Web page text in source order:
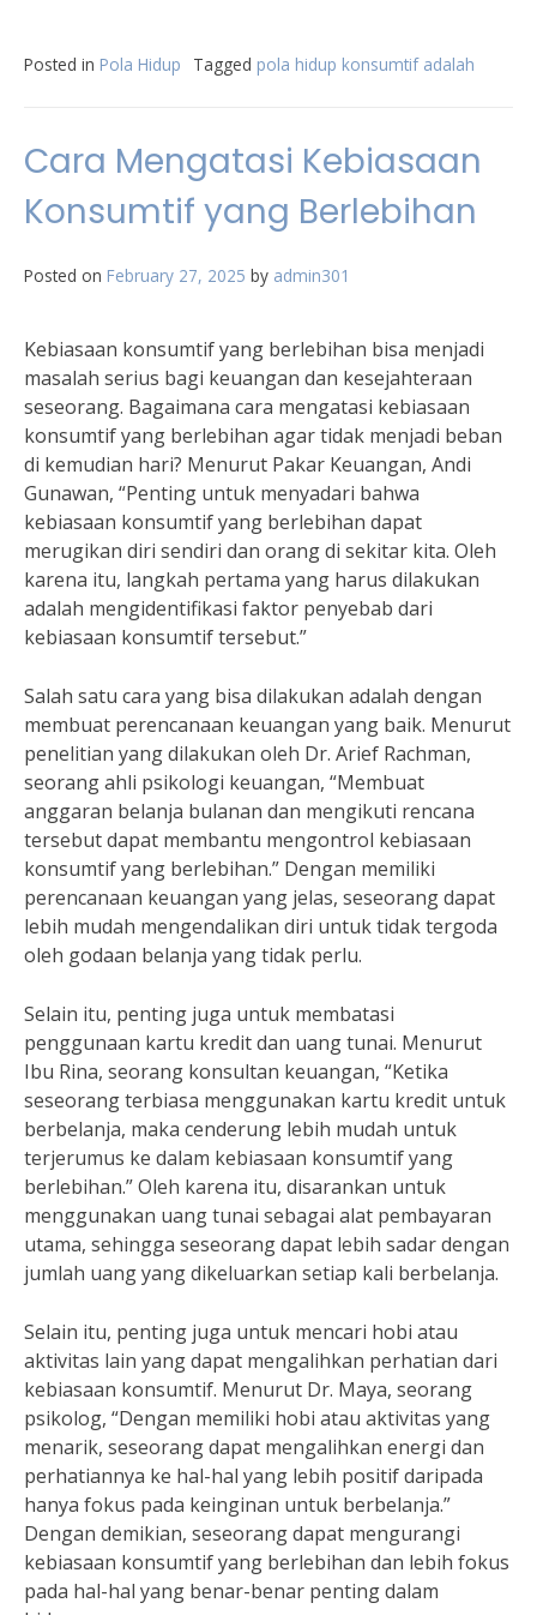
Posted in Pola Hidup Tagged pola hidup konsumtif adalah
Cara Mengatasi Kebiasaan
Konsumtif yang Berlebihan
Posted on February 27, 2025 by admin301
Kebiasaan konsumtif yang berlebihan bisa menjadi
masalah serius bagi keuangan dan kesejahteraan
seseorang. Bagaimana cara mengatasi kebiasaan
konsumtif yang berlebihan agar tidak menjadi beban
di kemudian hari? Menurut Pakar Keuangan, Andi
Gunawan, “Penting untuk menyadari bahwa
kebiasaan konsumtif yang berlebihan dapat
merugikan diri sendiri dan orang di sekitar kita. Oleh
karena itu, langkah pertama yang harus dilakukan
adalah mengidentifikasi faktor penyebab dari
kebiasaan konsumtif tersebut.”
Salah satu cara yang bisa dilakukan adalah dengan
membuat perencanaan keuangan yang baik. Menurut
penelitian yang dilakukan oleh Dr. Arief Rachman,
seorang ahli psikologi keuangan, “Membuat
anggaran belanja bulanan dan mengikuti rencana
tersebut dapat membantu mengontrol kebiasaan
konsumtif yang berlebihan.” Dengan memiliki
perencanaan keuangan yang jelas, seseorang dapat
lebih mudah mengendalikan diri untuk tidak tergoda
oleh godaan belanja yang tidak perlu.
Selain itu, penting juga untuk membatasi
penggunaan kartu kredit dan uang tunai. Menurut
Ibu Rina, seorang konsultan keuangan, “Ketika
seseorang terbiasa menggunakan kartu kredit untuk
berbelanja, maka cenderung lebih mudah untuk
terjerumus ke dalam kebiasaan konsumtif yang
berlebihan.” Oleh karena itu, disarankan untuk
menggunakan uang tunai sebagai alat pembayaran
utama, sehingga seseorang dapat lebih sadar dengan
jumlah uang yang dikeluarkan setiap kali berbelanja.
Selain itu, penting juga untuk mencari hobi atau
aktivitas lain yang dapat mengalihkan perhatian dari
kebiasaan konsumtif. Menurut Dr. Maya, seorang
psikolog, “Dengan memiliki hobi atau aktivitas yang
menarik, seseorang dapat mengalihkan energi dan
perhatiannya ke hal-hal yang lebih positif daripada
hanya fokus pada keinginan untuk berbelanja.”
Dengan demikian, seseorang dapat mengurangi
kebiasaan konsumtif yang berlebihan dan lebih fokus
pada hal-hal yang benar-benar penting dalam